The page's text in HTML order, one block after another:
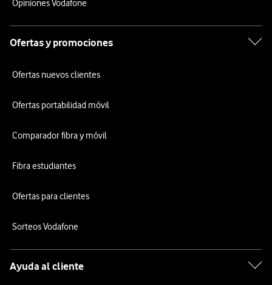
Opiniones Vodafone
Ofertas y promociones
Ofertas nuevos clientes
Ofertas portabilidad móvil
Comparador fibra y móvil
Fibra estudiantes
Ofertas para clientes
Sorteos Vodafone
Ayuda al cliente